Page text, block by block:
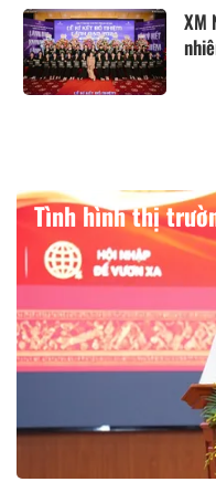
XM
Tình hình thị